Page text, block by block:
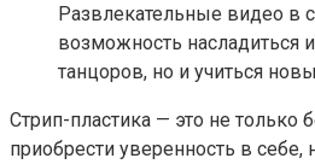
Развлекательные видео в
возможность насладиться
танцоров, но и учиться
Стрип-пластика — это не
приобрести уверенность в